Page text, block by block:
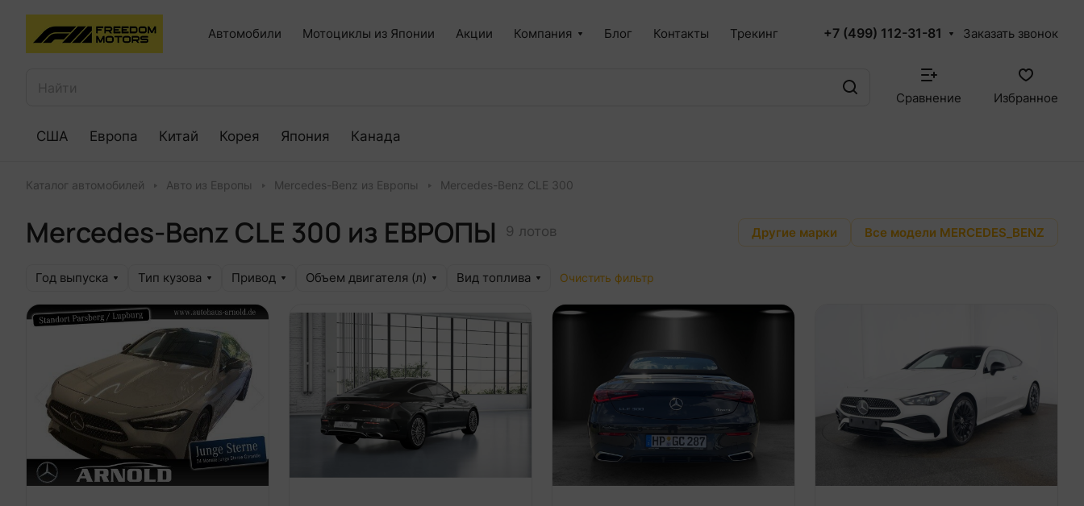
Автомобили Мотоциклы из Японии Акции Компания Блог Контакты Трекинг +7 (499) 112-31-81 Заказать звонок
Сравнение Избранное
США Европа Китай Корея Япония Канада
Каталог автомобилей Авто из Европы Mercedes-Benz из Европы Mercedes-Benz CLE 300
Mercedes-Benz CLE 300 из ЕВРОПЫ 9 лотов Другие марки Все модели MERCEDES_BENZ
Год выпуска Тип кузова Привод Объем двигателя (л) Вид топлива Очистить фильтр